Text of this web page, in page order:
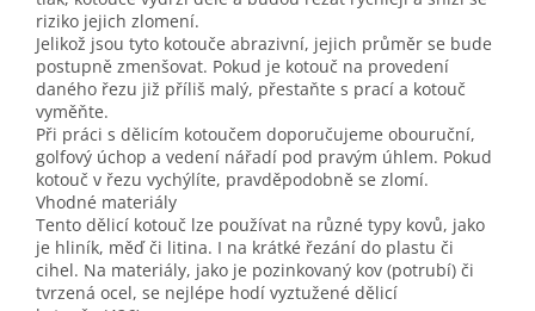
riziko jejich zlomení.
Jelikož jsou tyto kotouče abrazivní, jejich průměr se bude
postupně zmenšovat. Pokud je kotouč na provedení
daného řezu již příliš malý, přestaňte s prací a kotouč
vyměňte.
Při práci s dělicím kotoučem doporučujeme obouruční,
golfový úchop a vedení nářadí pod pravým úhlem. Pokud
kotouč v řezu vychýlíte, pravděpodobně se zlomí.
Vhodné materiály
Tento dělicí kotouč lze používat na různé typy kovů, jako
je hliník, měď či litina. I na krátké řezání do plastu či
cihel. Na materiály, jako je pozinkovaný kov (potrubí) či
tvrzená ocel, se nejlépe hodí vyztužené dělicí